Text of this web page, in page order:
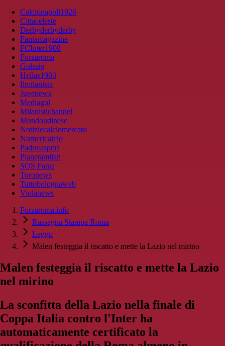
Calcionapoli1926
Cittaceleste
Derbyderbyderby
Fantamagazine
FCInter1908
Forzaroma
Golssip
Hellas1903
Ilmilanista
Juvenews
Mediagol
Milanistichannel
Mondoudinese
Notiziecalciomercato
Numericalcio
Padovasport
Pianetamilan
SOS Fanta
Toronews
Tuttobolognaweb
Violanews
Forzaroma.info
Rassegna Stampa Roma
Leggo
Malen festeggia il riscatto e mette la Lazio nel mirino
Malen festeggia il riscatto e mette la Lazio
nel mirino
La sconfitta della Lazio nella finale di
Coppa Italia contro l'Inter ha
automaticamente certificato la